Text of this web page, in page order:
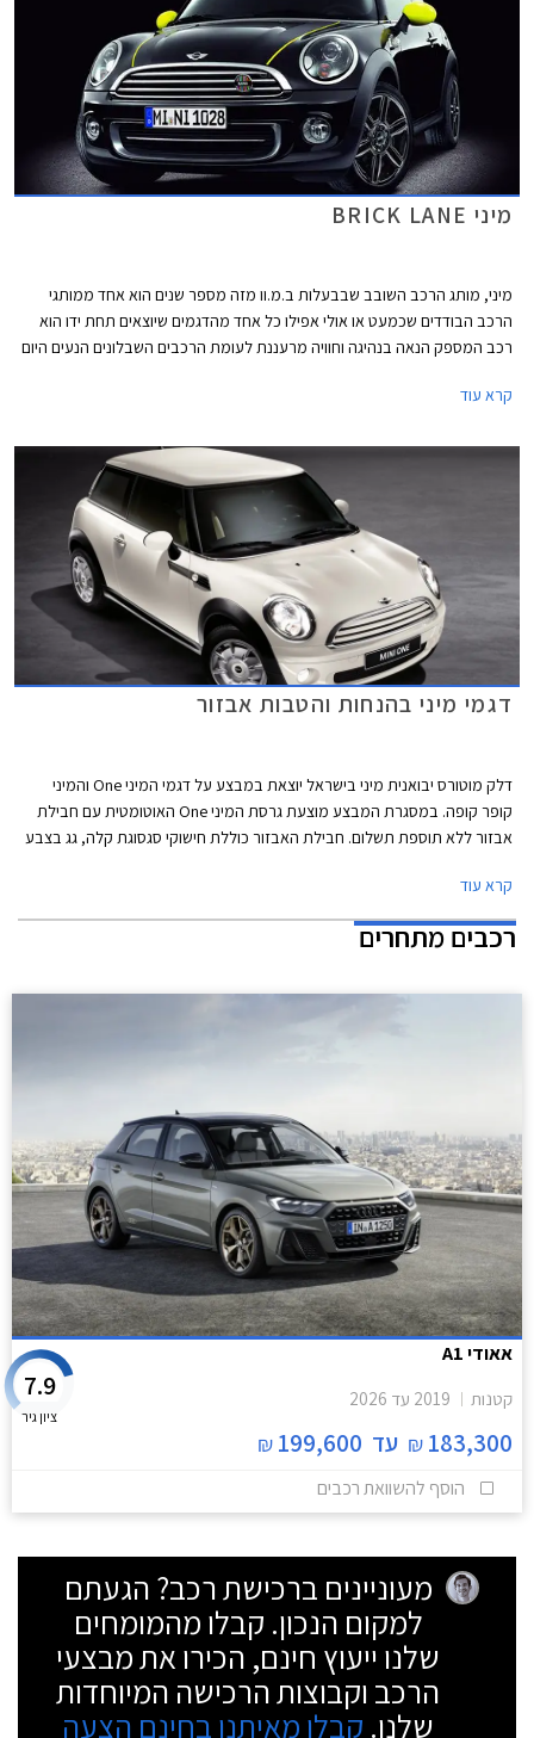
מיני BRICK LANE
מיני, מותג הרכב השובב שבבעלות ב.מ.וו מזה מספר שנים הוא אחד ממותגי
הרכב הבודדים שכמעט או אולי אפילו כל אחד מהדגמים שיוצאים תחת ידו הוא
רכב המספק הנאה בנהיגה וחוויה מרעננת לעומת הרכבים השבלונים הנעים היום
הארץ, זה המקום לספר כי בחמישה החודשים הראשונים של השנה העלתה מיני
אשתקד.
קרא עוד
דגמי מיני בהנחות והטבות אבזור
דלק מוטורס יבואנית מיני בישראל יוצאת במבצע על דגמי המיני One והמיני
קופר קופה. במסגרת המבצע מוצעת גרסת המיני One האוטומטית עם חבילת
אבזור ללא תוספת תשלום. חבילת האבזור כוללת חישוקי סגסוגת קלה, גג בצבע
הידנית.
קרא עוד
רכבים מתחרים
אאודי A1
קטנות 2019 עד 2026
183,300
₪ עד 199,600
₪
7.9
ציון גיר
הוסף להשוואת רכבים
מעוניינים ברכישת רכב? הגעתם
למקום הנכון. קבלו מהמומחים
שלנו ייעוץ חינם, הכירו את מבצעי
הרכב וקבוצות הרכישה המיוחדות
שלנו. קבלו מאיתנו בחינם הצעה